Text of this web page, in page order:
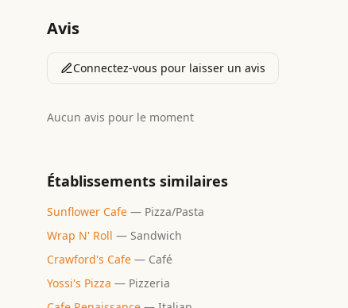
Avis
Connectez-vous pour laisser un avis
Aucun avis pour le moment
Établissements similaires
Sunflower Cafe — Pizza/Pasta
Wrap N' Roll — Sandwich
Crawford's Cafe — Café
Yossi's Pizza — Pizzeria